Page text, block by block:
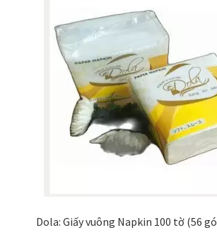
Dola: Giấy vuông Napkin 100 tờ (56